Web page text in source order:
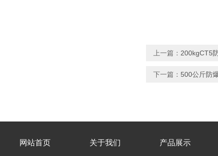
上一篇： 200kgCT5
下一篇： 500公斤防
网站首页 关于我们 产品展示